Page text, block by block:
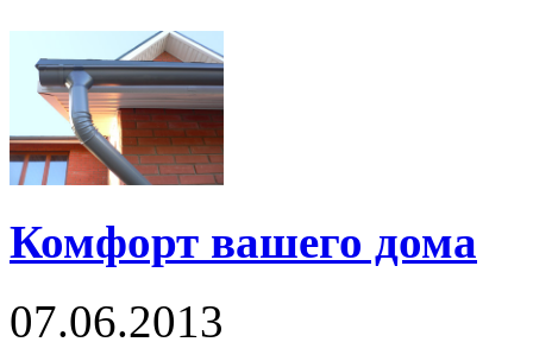
Комфорт вашего дома
07.06.2013